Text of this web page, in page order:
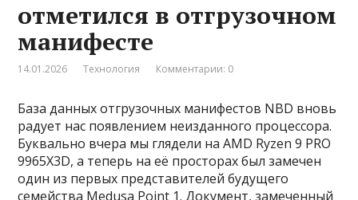
отметился в отгрузочном
манифесте
14.01.2026 Технология Комментарии: 0
База данных отгрузочных манифестов NBD вновь
радует нас появлением неизданного процессора.
Буквально вчера мы глядели на AMD Ryzen 9 PRO
9965X3D, а теперь на её просторах был замечен
один из первых представителей будущего
семейства Medusa Point 1. Документ, замеченный